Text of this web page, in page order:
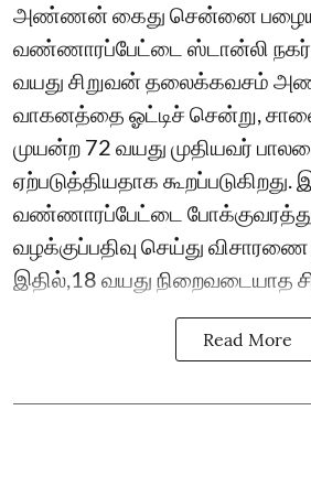
அண்ணன் கைது சென்னை
வண்ணாரப்பேட்டை ஸ்டான்லி நகர்
வயது சிறுவன் தலைக்கவசம்
வாகனத்தை ஓட்டிச் சென்று,
முயன்ற 72 வயது முதியவர்
ஏற்படுத்தியதாக கூறப்படுகிறது.
வண்ணாரப்பேட்டை
வழக்குப்பதிவு செய்து
இதில்,18 வயது நிறைவடையாத
Read More